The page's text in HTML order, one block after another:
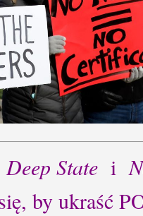
Deep Statei
by ukraść